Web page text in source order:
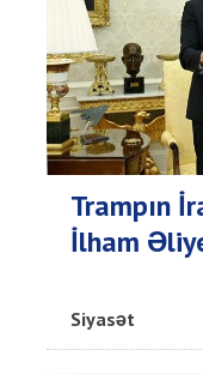
Trampın
İlham
Siyasət